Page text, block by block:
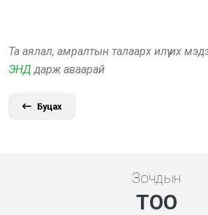
Та аялал, амралтын талаарх илүү их
ЭНД дарж аваарай
Буцах
Зочдын
ТОО